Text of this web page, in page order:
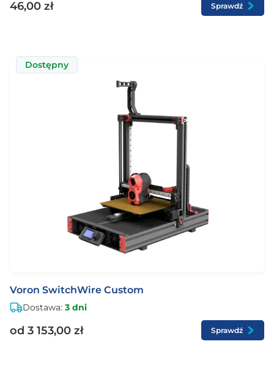
235x235 (2)
315x315 (2)
46,00 zł Sprawdź
Voron SwitchWire Custom
Dostawa: 3 dni
od 3 153,00 zł Sprawdź
Dostępny